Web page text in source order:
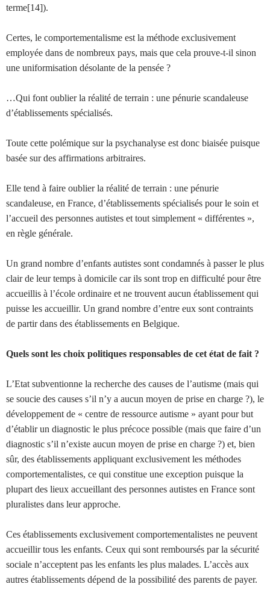
terme[14]).
Certes, le comportementalisme est la méthode exclusivement
employée dans de nombreux pays, mais que cela prouve-t-il sinon
une uniformisation désolante de la pensée ?
…Qui font oublier la réalité de terrain : une pénurie scandaleuse
d’établissements spécialisés.
Toute cette polémique sur la psychanalyse est donc biaisée puisque
basée sur des affirmations arbitraires.
Elle tend à faire oublier la réalité de terrain : une pénurie
scandaleuse, en France, d’établissements spécialisés pour le soin et
l’accueil des personnes autistes et tout simplement « différentes »,
en règle générale.
Un grand nombre d’enfants autistes sont condamnés à passer le plus
clair de leur temps à domicile car ils sont trop en difficulté pour être
accueillis à l’école ordinaire et ne trouvent aucun établissement qui
puisse les accueillir. Un grand nombre d’entre eux sont contraints
de partir dans des établissements en Belgique.
Quels sont les choix politiques responsables de cet état de fait ?
L’Etat subventionne la recherche des causes de l’autisme (mais qui
se soucie des causes s’il n’y a aucun moyen de prise en charge ?), le
développement de « centre de ressource autisme » ayant pour but
d’établir un diagnostic le plus précoce possible (mais que faire d’un
diagnostic s’il n’existe aucun moyen de prise en charge ?) et, bien
sûr, des établissements appliquant exclusivement les méthodes
comportementalistes, ce qui constitue une exception puisque la
plupart des lieux accueillant des personnes autistes en France sont
pluralistes dans leur approche.
Ces établissements exclusivement comportementalistes ne peuvent
accueillir tous les enfants. Ceux qui sont remboursés par la sécurité
sociale n’acceptent pas les enfants les plus malades. L’accès aux
autres établissements dépend de la possibilité des parents de payer.